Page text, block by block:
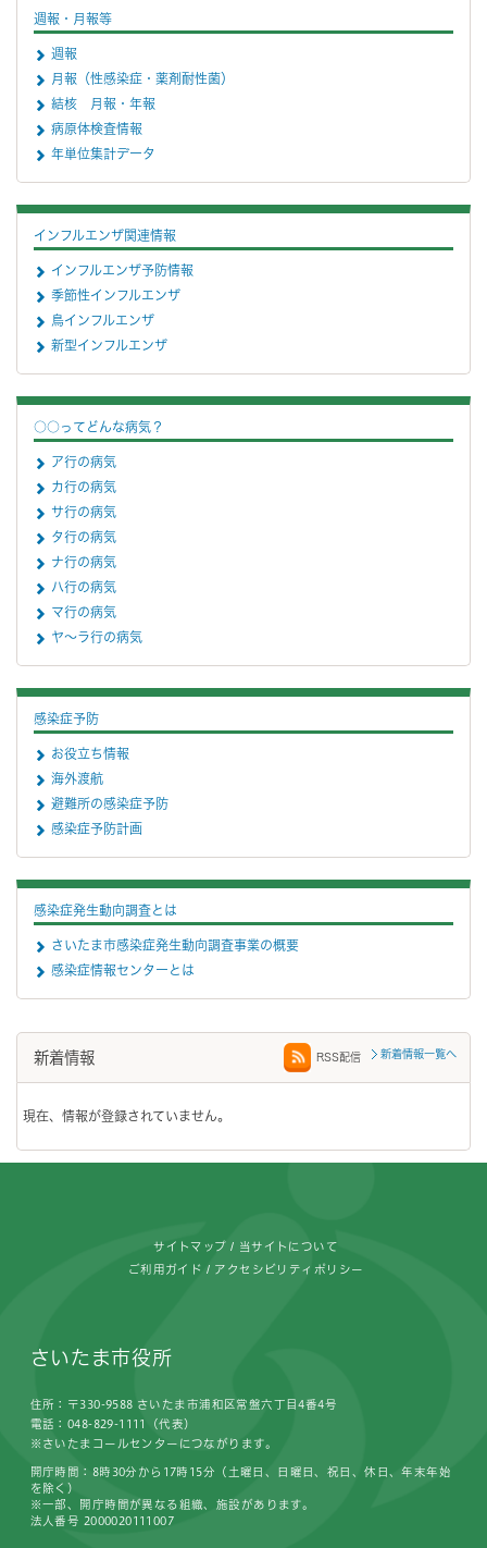
週報・月報等
週報
月報（性感染症・薬剤耐性菌）
結核 月報・年報
病原体検査情報
年単位集計データ
インフルエンザ関連情報
インフルエンザ予防情報
季節性インフルエンザ
鳥インフルエンザ
新型インフルエンザ
○○ってどんな病気？
ア行の病気
カ行の病気
サ行の病気
タ行の病気
ナ行の病気
ハ行の病気
マ行の病気
ヤ～ラ行の病気
感染症予防
お役立ち情報
海外渡航
避難所の感染症予防
感染症予防計画
感染症発生動向調査とは
さいたま市感染症発生動向調査事業の概要
感染症情報センターとは
新着情報 新着情報一覧へ
RSS配信
現在、情報が登録されていません。
サイトマップ 当サイトについて
ご利用ガイド アクセシビリティポリシー
さいたま市役所
住所：〒330-9588 さいたま市浦和区常盤六丁目4番4号
電話：048-829-1111（代表）
※さいたまコールセンターにつながります。
開庁時間：8時30分から17時15分（土曜日、日曜日、祝日、休日、年末年始
を除く）
※一部、開庁時間が異なる組織、施設があります。
法人番号 2000020111007